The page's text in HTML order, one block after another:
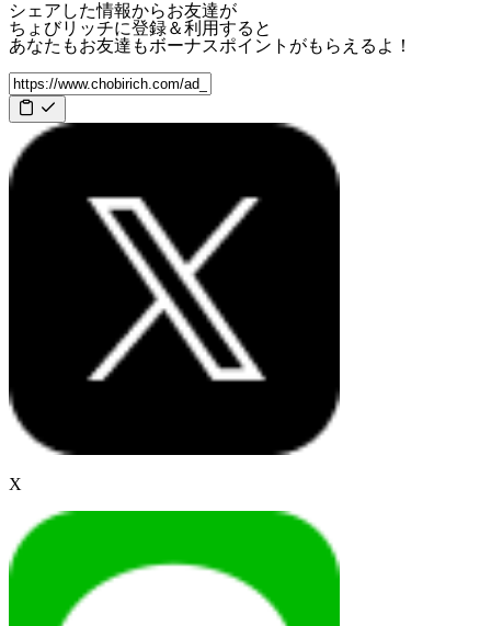
シェアした情報からお友達が
ちょびリッチに登録＆利用すると
あなたもお友達もボーナスポイント がもらえるよ！
X